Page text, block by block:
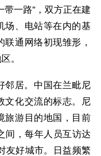
带一路”，双方正在建
场、电站等在内的基
通网络初现雏形，
。
居。中国在兰毗尼
文化交流的标志。尼
旅游目的地国，目前
间，每年人员互访达
友好城市。日益频繁